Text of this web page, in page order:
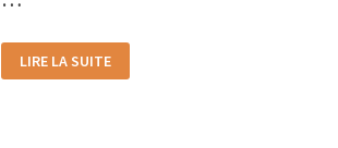
FLÈCHE
DE
LIRE LA SUITE